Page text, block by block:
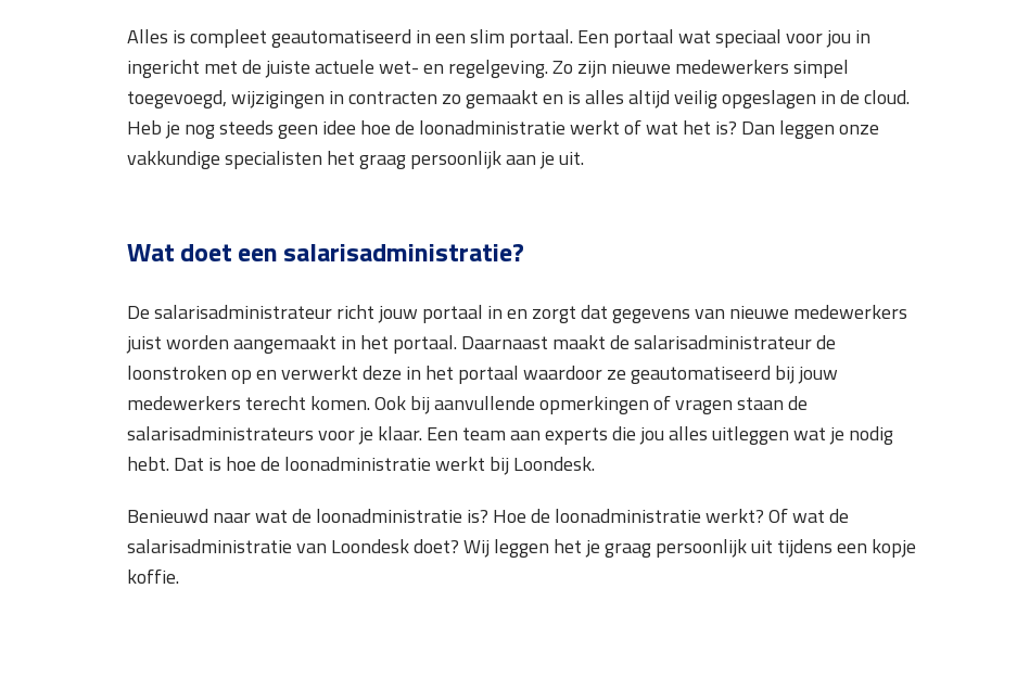
Alles is compleet geautomatiseerd in een slim portaal. Een portaal wat speciaal voor jou in
ingericht met de juiste actuele wet- en regelgeving. Zo zijn nieuwe medewerkers simpel
toegevoegd, wijzigingen in contracten zo gemaakt en is alles altijd veilig opgeslagen in de cloud.
Heb je nog steeds geen idee hoe de loonadministratie werkt of wat het is? Dan leggen onze
vakkundige specialisten het graag persoonlijk aan je uit.
Wat doet een salarisadministratie?
De salarisadministrateur richt jouw portaal in en zorgt dat gegevens van nieuwe medewerkers
juist worden aangemaakt in het portaal. Daarnaast maakt de salarisadministrateur de
loonstroken op en verwerkt deze in het portaal waardoor ze geautomatiseerd bij jouw
medewerkers terecht komen. Ook bij aanvullende opmerkingen of vragen staan de
salarisadministrateurs voor je klaar. Een team aan experts die jou alles uitleggen wat je nodig
hebt. Dat is hoe de loonadministratie werkt bij Loondesk.
Benieuwd naar wat de loonadministratie is? Hoe de loonadministratie werkt? Of wat de
salarisadministratie van Loondesk doet? Wij leggen het je graag persoonlijk uit tijdens een kopje
koffie.